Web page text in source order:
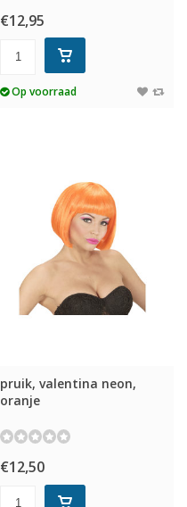
€12,95
Op voorraad
pruik, valentina neon,
oranje
€12,50